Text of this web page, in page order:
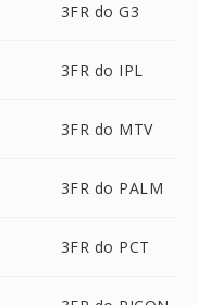
3FR do G3
3FR do IPL
3FR do MTV
3FR do PALM
3FR do PCT